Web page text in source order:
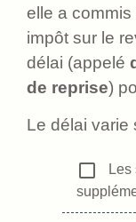
elle a
impôt sur le
délai (appelé
de reprise)
Le délai varie
check_box_outline_blank
Les